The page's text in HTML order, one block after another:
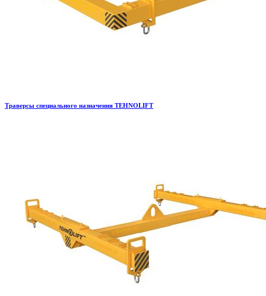
Траверсы специального назначения TEHNOLIFT